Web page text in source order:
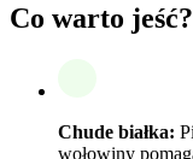
Co warto jeść?
Chude białka:
wołowiny